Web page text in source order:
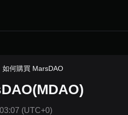
如何購買 MarsDAO
(UTC+0)